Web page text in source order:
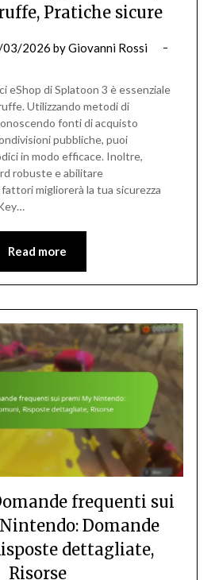
Pratiche sicure
03/2026 byGiovanni Rossi
eShop di Splatoon 3 è essenziale
Utilizzando metodi di
fonti di acquisto
pubbliche, puoi
in modo efficace. Inoltre,
robuste e abilitare
migliorerà la tua sicurezza
Read more
frequenti sui
Domande
dettagliate,
Risorse